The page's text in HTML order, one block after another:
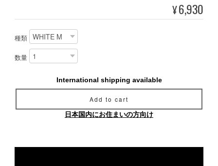
¥6,930
種類
数量
International shipping available
Add to cart
日本国内にお住まいの方向け